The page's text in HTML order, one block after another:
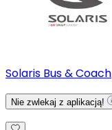
Solaris Bus & Coach
Nie zwlekaj z aplikacją!